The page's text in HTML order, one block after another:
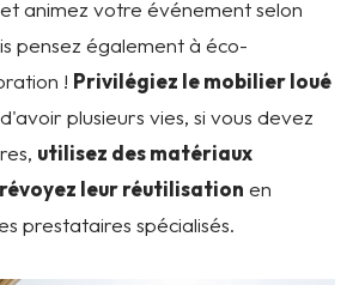
animez votre événement selon
pensez également à éco-
! Privilégiez le mobilier loué
plusieurs vies, si vous devez
utilisez des matériaux
leur réutilisation en
prestataires spécialisés.